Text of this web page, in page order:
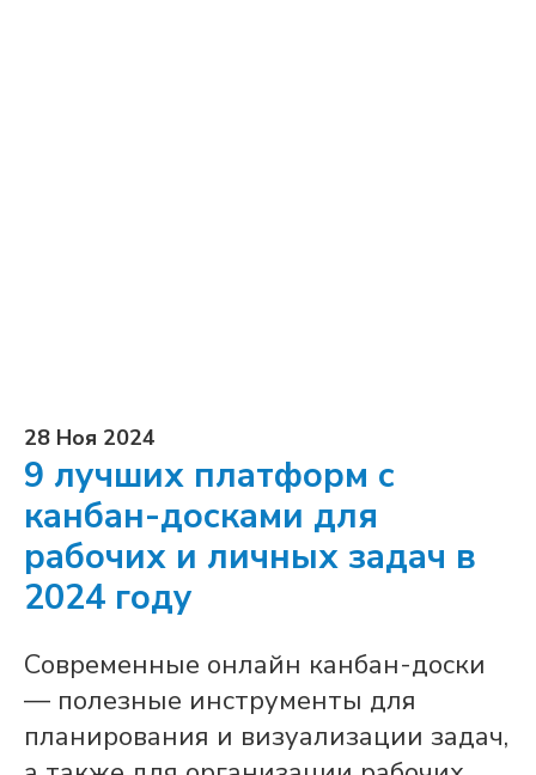
28 Ноя 2024
9 лучших платформ с
канбан-досками для
рабочих и личных задач в
2024 году
Современные онлайн канбан-доски
— полезные инструменты для
планирования и визуализации задач,